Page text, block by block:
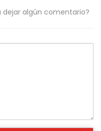
dejar algún comentario?